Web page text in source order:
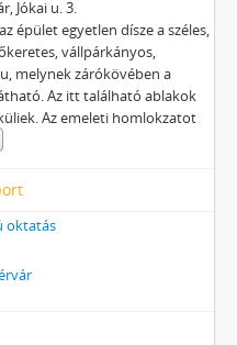
Jókai u. 3.
épület egyetlen dísze a széles,
vállpárkányos,
melynek zárókövében a
Az itt található ablakok
Az emeleti homlokzatot
oktatás